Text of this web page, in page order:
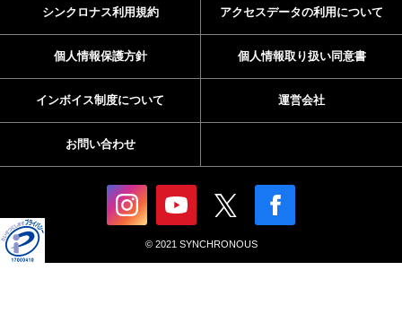
シンクロナス利用規約 アクセスデータの利用について
個人情報保護方針 個人情報取り扱い同意書
インボイス制度について 運営会社
お問い合わせ
© 2021 SYNCHRONOUS